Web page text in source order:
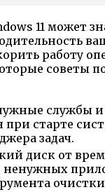
11 может
работу
советы
службы
старте
задач.
диск от
ненужных
очистки